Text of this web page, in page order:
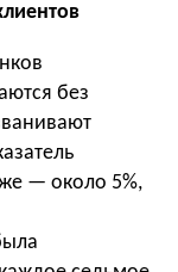
без
— около 5%,